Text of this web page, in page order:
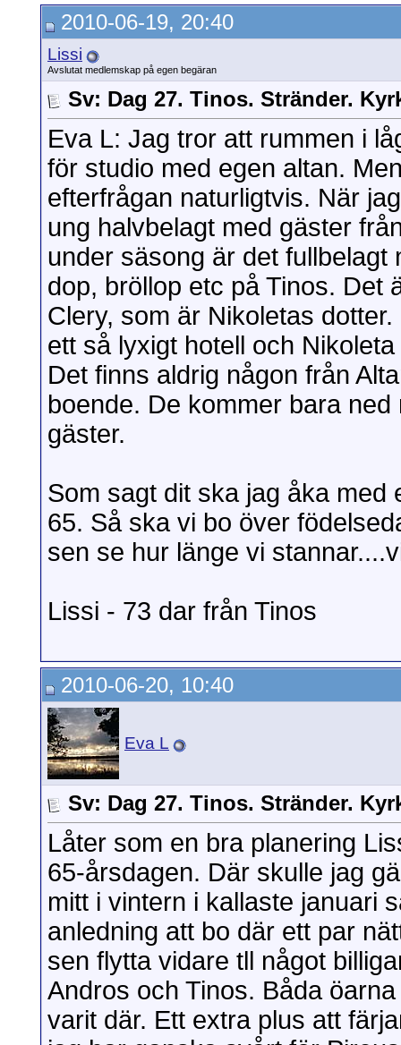
2010-06-19, 20:40
Lissi
Avslutat medlemskap på egen begäran
Sv: Dag 27. Tinos. Stränder.
Eva L: Jag tror att rummen i
för studio med egen altan.
efterfrågan naturligtvis. När
ung halvbelagt med gäster
under säsong är det
dop, bröllop etc på Tinos. Det
Clery, som är Nikoletas
ett så lyxigt hotell och
Det finns aldrig någon från
boende. De kommer bara
gäster.
Som sagt dit ska jag åka med
65. Så ska vi bo över
sen se hur länge vi
Lissi - 73 dar från Tinos
2010-06-20, 10:40
Eva L
Sv: Dag 27. Tinos. Stränder.
Låter som en bra planering
65-årsdagen. Där skulle jag
mitt i vintern i kallaste januari
anledning att bo där ett par
sen flytta vidare tll något
Andros och Tinos. Båda
varit där. Ett extra plus att